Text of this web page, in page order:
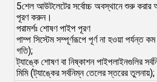
5শেল আউটলেটের সর্বোচ্চ অবস্থানে শুরু করার
পূরণ করুন।
পরামর্শঃ শোষণ পাইপ পূরণ
পাম্প সিস্টেম সম্পূর্ণরূপে পূর্ণ না হওয়া পর্যন্ত
গতি);
ট্যাঙ্কে শোষণ বা নিষ্কাশন পাইপলাইনগুলির
মিমি (ট্যাঙ্কের সর্বনিম্ন তেলের স্তরের তুলনায়);